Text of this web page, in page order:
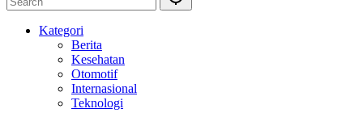
Kategori
Berita
Kesehatan
Otomotif
Internasional
Teknologi